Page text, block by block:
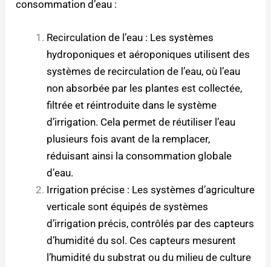
consommation d’eau :
Recirculation de l’eau : Les systèmes
hydroponiques et aéroponiques utilisent des
systèmes de recirculation de l’eau, où l’eau
non absorbée par les plantes est collectée,
filtrée et réintroduite dans le système
d’irrigation. Cela permet de réutiliser l’eau
plusieurs fois avant de la remplacer,
réduisant ainsi la consommation globale
d’eau.
Irrigation précise : Les systèmes d’agriculture
verticale sont équipés de systèmes
d’irrigation précis, contrôlés par des capteurs
d’humidité du sol. Ces capteurs mesurent
l’humidité du substrat ou du milieu de culture